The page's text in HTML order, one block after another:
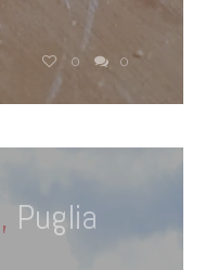
0 0
, Puglia